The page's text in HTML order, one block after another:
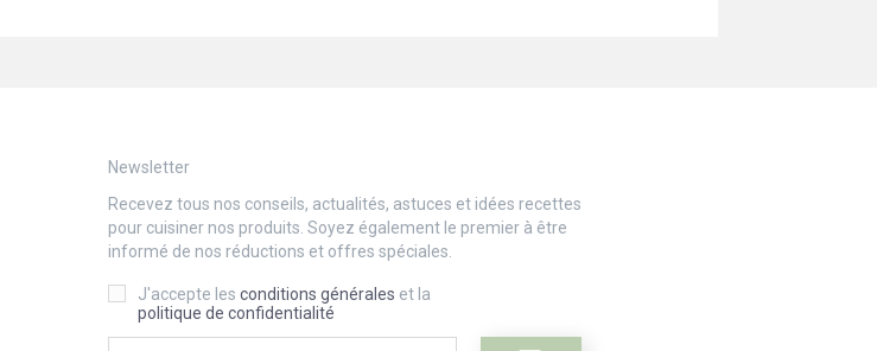
Newsletter
Recevez tous nos conseils, actualités, astuces et idées recettes
pour cuisiner nos produits. Soyez également le premier à être
informé de nos réductions et offres spéciales.
J'accepte les conditions générales et la
politique de confidentialité